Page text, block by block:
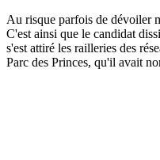
Au risque parfois de dévoiler
C'est ainsi que le candidat
s'est attiré les railleries des
Parc des Princes, qu'il avait